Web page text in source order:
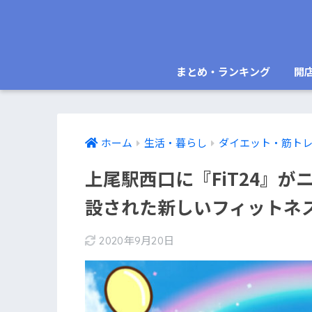
まとめ・ランキング 開
ホーム 生活・暮らし ダイエット・筋トレ
上尾駅西口に『FiT24』が
設された新しいフィットネ
2020年9月20日